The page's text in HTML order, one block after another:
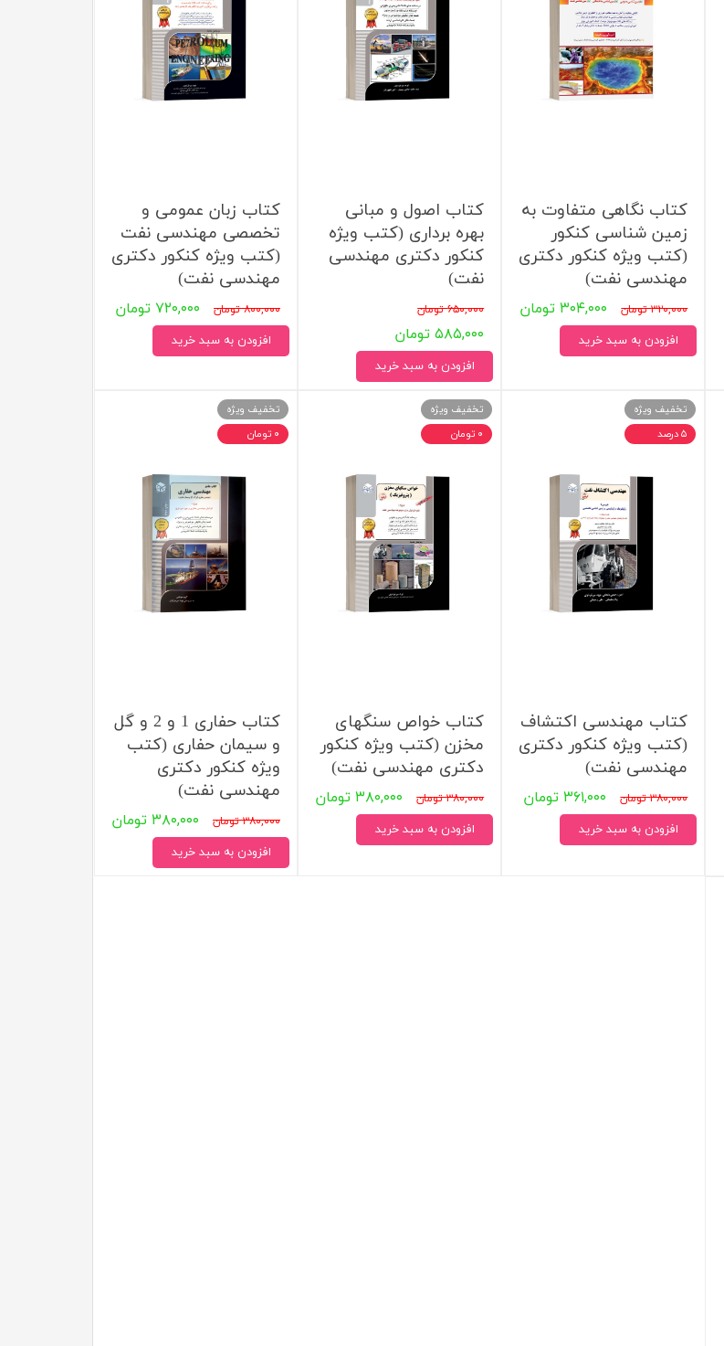
کتاب نگاهی متفاوت به
زمین شناسی کنکور
(کتب ویژه کنکور دکتری
مهندسی نفت)
۳۲۰,۰۰۰ تومان ۳۰۴,۰۰۰ تومان
افزودن به سبد خرید
کتاب اصول و مبانی
بهره برداری (کتب ویژه
کنکور دکتری مهندسی
نفت)
۶۵۰,۰۰۰ تومان
۵۸۵,۰۰۰ تومان
افزودن به سبد خرید
کتاب زبان عمومی و
تخصصی مهندسی نفت
(کتب ویژه کنکور دکتری
مهندسی نفت)
۸۰۰,۰۰۰ تومان ۷۲۰,۰۰۰ تومان
افزودن به سبد خرید
کتاب مهندسی اکتشاف
(کتب ویژه کنکور دکتری
مهندسی نفت)
۳۸۰,۰۰۰ تومان ۳۶۱,۰۰۰ تومان
افزودن به سبد خرید
تخفیف ویژه
۵ درصد
کتاب خواص سنگهای
مخزن (کتب ویژه کنکور
دکتری مهندسی نفت)
۳۸۰,۰۰۰ تومان ۳۸۰,۰۰۰ تومان
افزودن به سبد خرید
تخفیف ویژه
۰ تومان
کتاب حفاری 1 و 2 و گل
و سیمان حفاری (کتب
ویژه کنکور دکتری
مهندسی نفت)
۳۸۰,۰۰۰ تومان ۳۸۰,۰۰۰ تومان
افزودن به سبد خرید
تخفیف ویژه
۰ تومان